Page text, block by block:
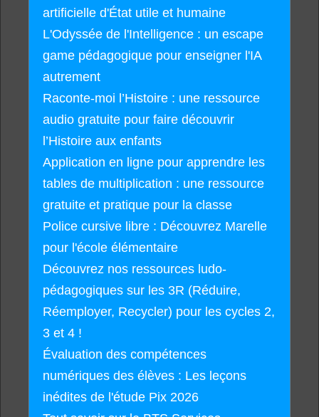
artificielle d'État utile et humaine
L'Odyssée de l'Intelligence : un escape
game pédagogique pour enseigner l'IA
autrement
Raconte-moi l’Histoire : une ressource
audio gratuite pour faire découvrir
l’Histoire aux enfants
Application en ligne pour apprendre les
tables de multiplication : une ressource
gratuite et pratique pour la classe
Police cursive libre : Découvrez Marelle
pour l'école élémentaire
Découvrez nos ressources ludo-
pédagogiques sur les 3R (Réduire,
Réemployer, Recycler) pour les cycles 2,
3 et 4 !
Évaluation des compétences
numériques des élèves : Les leçons
inédites de l'étude Pix 2026